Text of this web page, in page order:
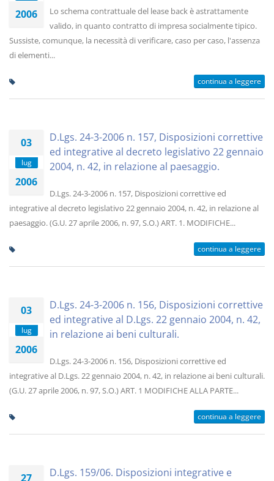
2006
Lo schema contrattuale del lease back è astrattamente
valido, in quanto contratto di impresa socialmente tipico.
Sussiste, comunque, la necessità di verificare, caso per caso, l'assenza
di elementi...
continua a leggere
03
lug
2006
D.Lgs. 24-3-2006 n. 157, Disposizioni correttive
ed integrative al decreto legislativo 22 gennaio
2004, n. 42, in relazione al paesaggio.
D.Lgs. 24-3-2006 n. 157, Disposizioni correttive ed
integrative al decreto legislativo 22 gennaio 2004, n. 42, in relazione al
paesaggio. (G.U. 27 aprile 2006, n. 97, S.O.) ART. 1. MODIFICHE...
continua a leggere
03
lug
2006
D.Lgs. 24-3-2006 n. 156, Disposizioni correttive
ed integrative al D.Lgs. 22 gennaio 2004, n. 42,
in relazione ai beni culturali.
D.Lgs. 24-3-2006 n. 156, Disposizioni correttive ed
integrative al D.Lgs. 22 gennaio 2004, n. 42, in relazione ai beni culturali.
(G.U. 27 aprile 2006, n. 97, S.O.) ART. 1 MODIFICHE ALLA PARTE...
continua a leggere
27
D.Lgs. 159/06. Disposizioni integrative e